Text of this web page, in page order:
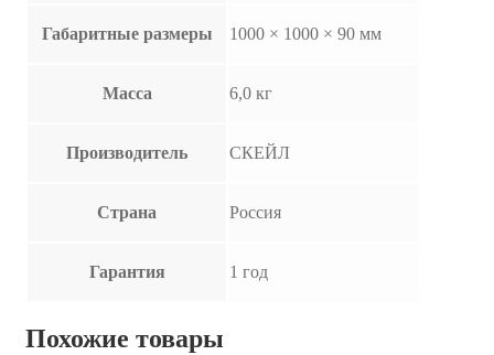
Габаритные размеры 1000 × 1000 × 90 мм
Масса 6,0 кг
Производитель СКЕЙЛ
Страна Россия
Гарантия 1 год
Похожие товары